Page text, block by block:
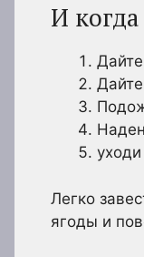
И
уходи
Легко
ягоды и